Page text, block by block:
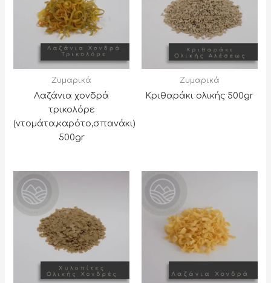
Ζυμαρικά
Λαζάνια χονδρά
τρικολόρε
(ντομάτα,καρότο,σπανάκι)
500gr
Ζυμαρικά
Κριθαράκι ολικής 500gr